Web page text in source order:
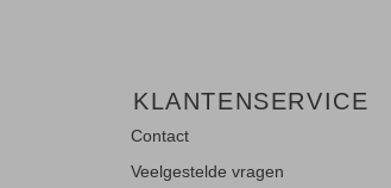
KLANTENSERVICE
Contact
Veelgestelde vragen